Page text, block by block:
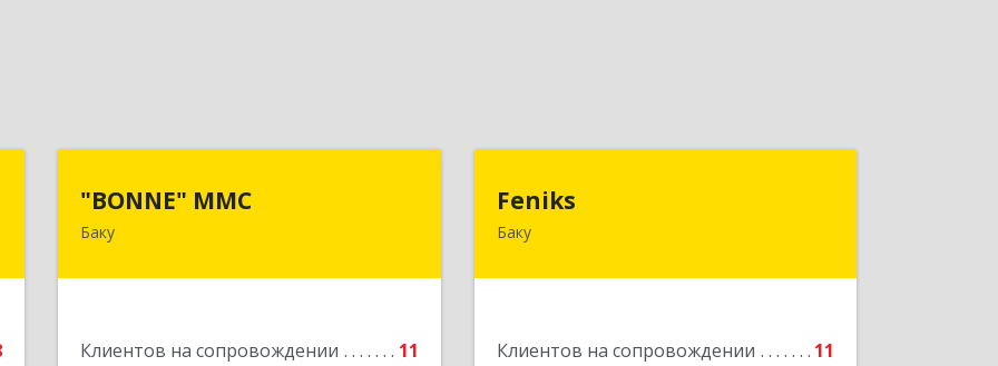
"BONNE" MMC
Баку
Клиентов на сопровождении
11
Feniks
Баку
Клиентов на сопровождении 11